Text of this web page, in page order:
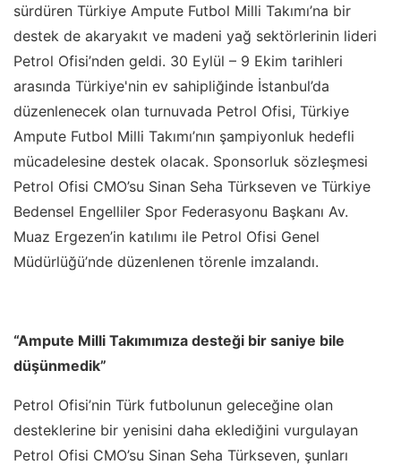
sürdüren Türkiye Ampute Futbol Milli Takımı’na bir
destek de akaryakıt ve madeni yağ sektörlerinin lideri
Petrol Ofisi’nden geldi. 30 Eylül – 9 Ekim tarihleri
arasında Türkiye'nin ev sahipliğinde İstanbul’da
düzenlenecek olan turnuvada Petrol Ofisi, Türkiye
Ampute Futbol Milli Takımı’nın şampiyonluk hedefli
mücadelesine destek olacak. Sponsorluk sözleşmesi
Petrol Ofisi CMO’su Sinan Seha Türkseven ve Türkiye
Bedensel Engelliler Spor Federasyonu Başkanı Av.
Muaz Ergezen’in katılımı ile Petrol Ofisi Genel
Müdürlüğü’nde düzenlenen törenle imzalandı.
“Ampute Milli Takımımıza desteği bir saniye bile
düşünmedik”
Petrol Ofisi’nin Türk futbolunun geleceğine olan
desteklerine bir yenisini daha eklediğini vurgulayan
Petrol Ofisi CMO’su Sinan Seha Türkseven, şunları